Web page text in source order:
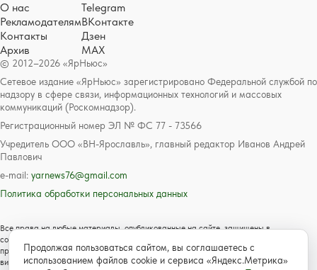
© 2012–2026 «ЯрНьюс»
Сетевое издание «ЯрНьюс» зарегистрировано Федеральной службой по
надзору в сфере связи, информационных технологий и массовых
коммуникаций (Роскомнадзор).
Регистрационный номер ЭЛ № ФС 77 - 73566
Учредитель ООО «ВН-Ярославль», главный редактор Иванов Андрей
Павлович
e-mail: yarnews76@gmail.com
Политика обработки персональных данных
Все права на любые материалы, опубликованные на сайте, защищены в
соответствии с российским и международным законодательством об авторском
праве и смежных правах. Любое использование текстовых, фото, аудио и
видеоматериалов возможно только с согласия правообладателя с обязательной
О нас
Рекламодателям
Контакты
Архив
Telegram
ВКонтакте
Дзен
MAX
Продолжая пользоваться сайтом, вы соглашаетесь с
использованием файлов cookie и сервиса «Яндекс.Метрика»